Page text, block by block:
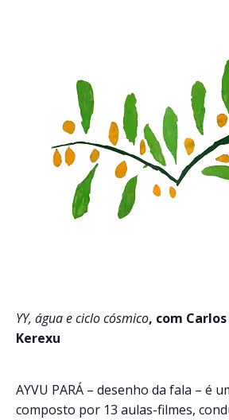
YY, água e ciclo cósmico, com
Kerexu
AYVU PARÁ – desenho da fala – é
composto por 13 aulas-filmes,